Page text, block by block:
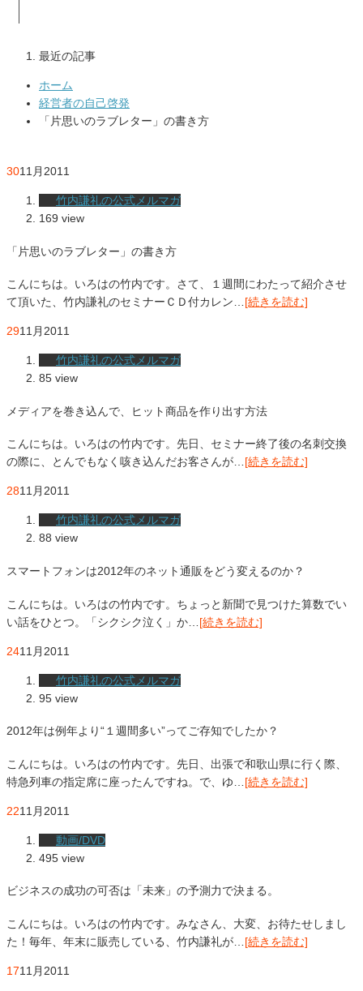
最近の記事
ホーム
経営者の自己啓発
「片思いのラブレター」の書き方
3011月 2011
竹内謙礼の公式メルマガ
169 view
「片思いのラブレター」の書き方
こんにちは。いろはの竹内です。さて、１週間にわたって紹介させ
て頂いた、竹内謙礼のセミナーＣＤ付カレン… [続きを読む]
2911月 2011
竹内謙礼の公式メルマガ
85 view
メディアを巻き込んで、ヒット商品を作り出す方法
こんにちは。いろはの竹内です。先日、セミナー終了後の名刺交換
の際に、とんでもなく咳き込んだお客さんが…[続きを読む]
2811月2011
竹内謙礼の公式メルマガ
88 view
スマートフォンは2012年のネット通販をどう変えるのか？
こんにちは。いろはの竹内です。ちょっと新聞で見つけた算数でい
い話をひとつ。「シクシク泣く」か… [続きを読む]
2411月 2011
竹内謙礼の公式メルマガ
95 view
2012年は例年より“１週間多い”ってご存知でしたか？
こんにちは。いろはの竹内です。先日、出張で和歌山県に行く際、
特急列車の指定席に座ったんですね。で、ゆ… [続きを読む]
2211月 2011
動画/DVD
495 view
ビジネスの成功の可否は「未来」の予測力で決まる。
こんにちは。いろはの竹内です。みなさん、大変、お待たせしまし
た！毎年、年末に販売している、竹内謙礼が… [続きを読む]
1711月 2011